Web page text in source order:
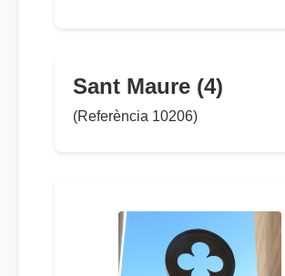
Sant Maure (4)
(Referència 10206)